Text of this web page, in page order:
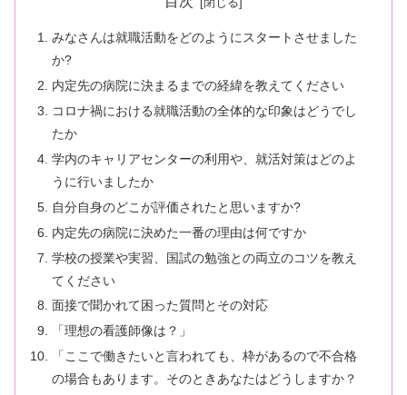
みなさんは就職活動をどのようにスタートさせました
か?
内定先の病院に決まるまでの経緯を教えてください
コロナ禍における就職活動の全体的な印象はどうでし
たか
学内のキャリアセンターの利用や、就活対策はどのよ
うに行いましたか
自分自身のどこが評価されたと思いますか?
内定先の病院に決めた一番の理由は何ですか
学校の授業や実習、国試の勉強との両立のコツを教え
てください
面接で聞かれて困った質問とその対応
「理想の看護師像は？」
「ここで働きたいと言われても、枠があるので不合格
の場合もあります。そのときあなたはどうしますか？